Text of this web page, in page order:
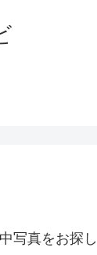
写真をお探し